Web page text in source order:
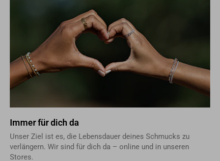
Immer für dich da
Unser Ziel ist es, die Lebensdauer deines Schmucks zu
verlängern. Wir sind für dich da – online und in unseren
Stores.